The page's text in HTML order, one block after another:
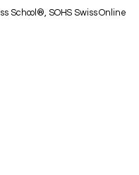
School®, SOHS Swiss Online